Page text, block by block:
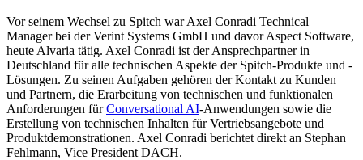
Vor seinem Wechsel zu Spitch war Axel Conradi Technical
Manager bei der Verint Systems GmbH und davor Aspect Software,
heute Alvaria tätig. Axel Conradi ist der Ansprechpartner in
Deutschland für alle technischen Aspekte der Spitch-Produkte und -
Lösungen. Zu seinen Aufgaben gehören der Kontakt zu Kunden
und Partnern, die Erarbeitung von technischen und funktionalen
Anforderungen fürConversational AI-Anwendungen sowie die
Erstellung von technischen Inhalten für Vertriebsangebote und
Produktdemonstrationen. Axel Conradi berichtet direkt an Stephan
Fehlmann, Vice President DACH.